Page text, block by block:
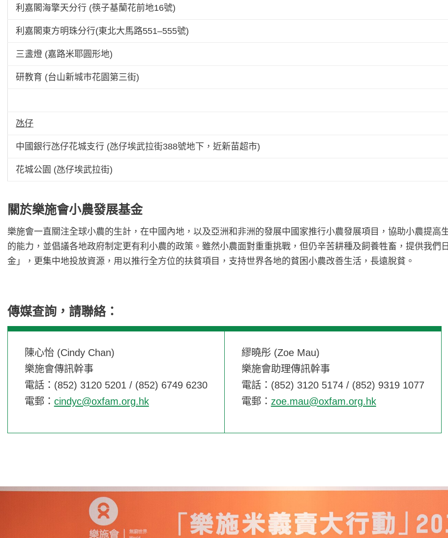
利嘉閣海擎天分行 (筷子基蘭花前地16號)
利嘉閣東方明珠分行(東北大馬路551–555號)
三盞燈 (嘉路米耶圓形地)
研教育 (台山新城巿花園第三街)
氹仔
中國銀行氹仔花城支行 (氹仔埃武拉街388號地下，近新苗超市)
花城公園 (氹仔埃武拉街)
關於樂施會小農發展基金
樂施會一直關注全球小農的生計，在中國內地，以及亞洲和非洲的發展中國家推行小農發展項目，協助小農提高
的能力，並倡議各地政府制定更有利小農的政策。雖然小農面對重重挑戰，但仍辛苦耕種及飼養牲畜，提供我
金」，更集中地投放資源，用以推行全方位的扶貧項目，支持世界各地的貧困小農改善生活，長遠脫貧。
傳媒查詢，請聯絡：
陳心怡 (Cindy Chan)
樂施會傳訊幹事
電話：(852) 3120 5201 / (852) 6749 6230
電郵： cindyc@oxfam.org.hk
繆曉彤 (Zoe Mau)
樂施會助理傳訊幹事
電話：(852) 3120 5174 / (852) 9319 1077
電郵： zoe.mau@oxfam.org.hk